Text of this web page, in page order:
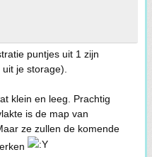
puntjes uit 1 zijn
je storage).
klein en leeg. Prachtig
is de map van
ze zullen de komende